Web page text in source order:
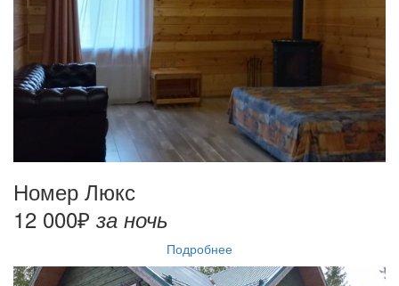
Номер Люкс
12 000₽ за ночь
Подробнее